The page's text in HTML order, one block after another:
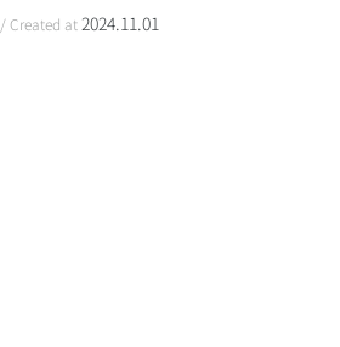
/ Created at 2024.11.01